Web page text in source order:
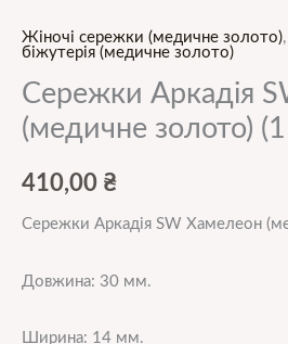
Жіночі сережки (медичне золото),
біжутерія (медичне золото)
Сережки Аркадія
(медичне золото)
410,00 ₴
Сережки Аркадія SW Хамелеон
Довжина: 30 мм.
Ширина: 14 мм.